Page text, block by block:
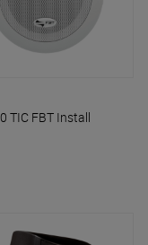
TIC FBT Install